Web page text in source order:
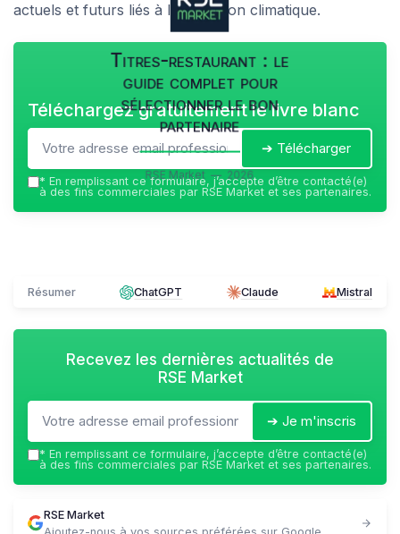
actuels et futurs liés à la transition climatique.
Titres-restaurant : le
guide complet pour
sélectionner le bon
partenaire
RSE Market — 2026
Téléchargez gratuitement le livre blanc
➔ Télécharger
* En remplissant ce formulaire, j’accepte d’être contacté(e)
à des fins commerciales par RSE Market et ses partenaires.
Résumer ChatGPT Claude Mistral
Recevez les dernières actualités de
RSE Market
➔ Je m'inscris
* En remplissant ce formulaire, j’accepte d’être contacté(e)
à des fins commerciales par RSE Market et ses partenaires.
RSE Market